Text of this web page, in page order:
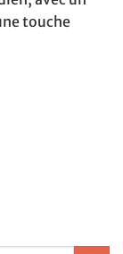
touche